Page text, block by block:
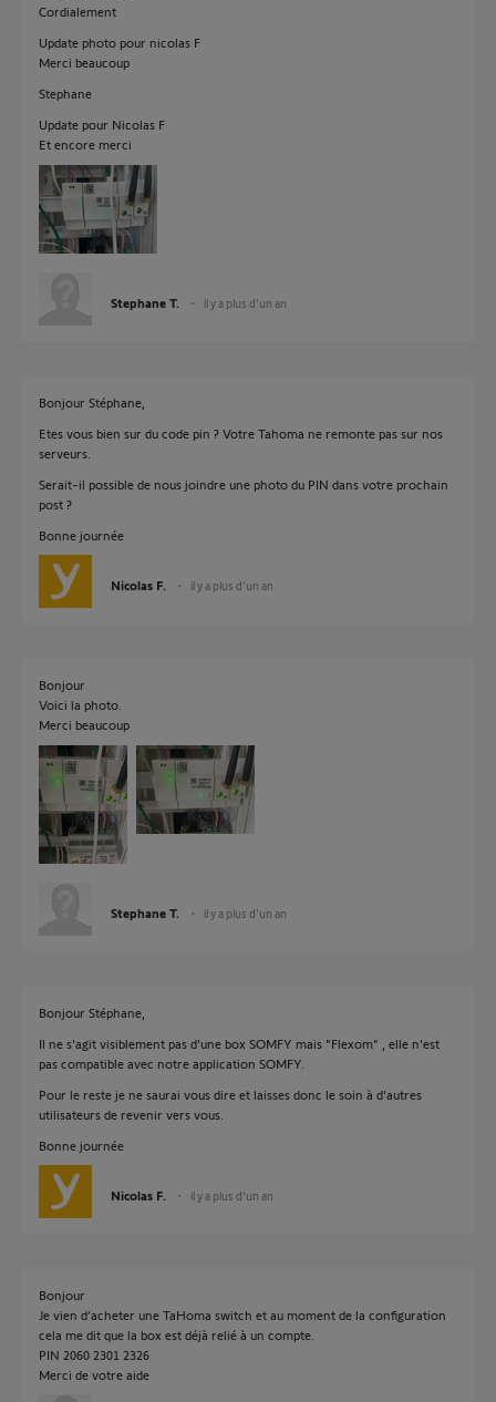
Cordialement
Update photo pour nicolas F
Merci beaucoup
Stephane
Update pour Nicolas F
Et encore merci
Stephane T. il y a plus d'un an
Bonjour Stéphane,
Etes vous bien sur du code pin ? Votre Tahoma ne remonte pas sur nos
serveurs.
Serait-il possible de nous joindre une photo du PIN dans votre prochain
post ?
Bonne journée
Nicolas F. il y a plus d'un an
Bonjour
Voici la photo.
Merci beaucoup
Stephane T. il y a plus d'un an
Bonjour Stéphane,
Il ne s'agit visiblement pas d'une box SOMFY mais "Flexom" , elle n'est
pas compatible avec notre application SOMFY.
Pour le reste je ne saurai vous dire et laisses donc le soin à d'autres
utilisateurs de revenir vers vous.
Bonne journée
Nicolas F. il y a plus d'un an
Bonjour
Je vien d’acheter une TaHoma switch et au moment de la configuration
cela me dit que la box est déjà relié à un compte.
PIN 2060 2301 2326
Merci de votre aide